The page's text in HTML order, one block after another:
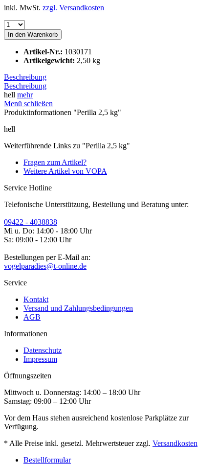
inkl. MwSt. zzgl. Versandkosten
In den Warenkorb
Artikel-Nr.: 1030171
Artikelgewicht: 2,50 kg
Beschreibung
Beschreibung
hell mehr
Menü schließen
Produktinformationen "Perilla 2,5 kg"
hell
Weiterführende Links zu "Perilla 2,5 kg"
Fragen zum Artikel?
Weitere Artikel von VOPA
Service Hotline
Telefonische Unterstützung, Bestellung und Beratung unter:
09422 - 4038838
Mi u. Do: 14:00 - 18:00 Uhr
Sa: 09:00 - 12:00 Uhr
Bestellungen per E-Mail an:
vogelparadies@t-online.de
Service
Kontakt
Versand und Zahlungsbedingungen
AGB
Informationen
Datenschutz
Impressum
Öffnungszeiten
Mittwoch u. Donnerstag: 14:00 – 18:00 Uhr
Samstag: 09:00 – 12:00 Uhr
Vor dem Haus stehen ausreichend kostenlose Parkplätze zur
Verfügung.
* Alle Preise inkl. gesetzl. Mehrwertsteuer zzgl. Versandkosten
Bestellformular